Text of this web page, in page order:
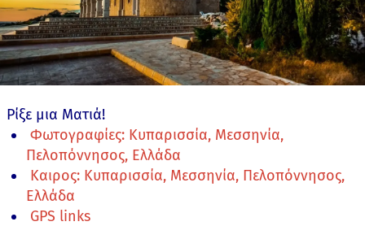
Ρίξε μια Ματιά!
Φωτογραφίες: Κυπαρισσία, Μεσσηνία,
Πελοπόννησος, Ελλάδα
Καιρος: Κυπαρισσία, Μεσσηνία, Πελοπόννησος,
Ελλάδα
GPS links